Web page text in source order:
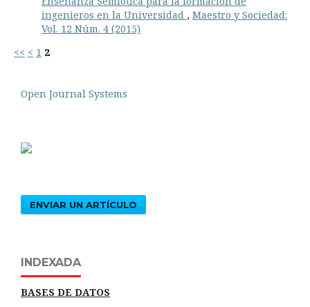
ingenieros en la Universidad , Maestro y Sociedad:
Vol. 12 Núm. 4 (2015)
<< < 1 2
Open Journal Systems
ENVIAR UN ARTÍCULO
INDEXADA
BASES DE DATOS